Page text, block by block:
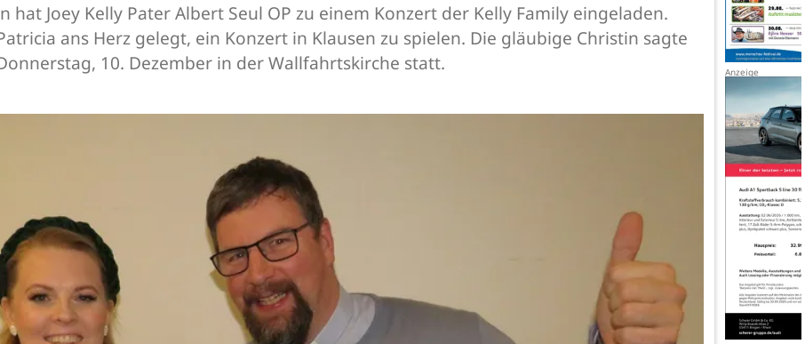
hat Joey Kelly Pater Albert Seul OP zu einem Konzert der Kelly Family eingeladen.
ans Herz gelegt, ein Konzert in Klausen zu spielen. Die gläubige Christin sagte
10. Dezember in der Wallfahrtskirche statt.